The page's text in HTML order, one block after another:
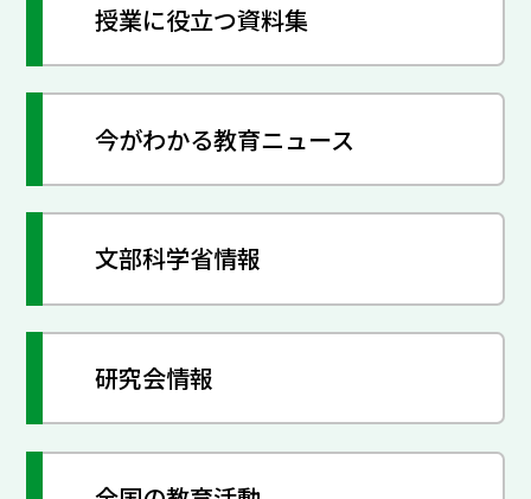
授業に役立つ資料集
今がわかる教育ニュース
文部科学省情報
研究会情報